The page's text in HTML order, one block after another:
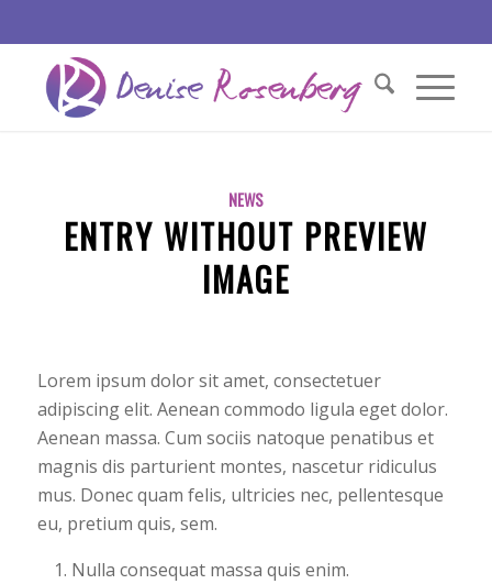
NEWS
ENTRY WITHOUT PREVIEW
IMAGE
Lorem ipsum dolor sit amet, consectetuer
adipiscing elit. Aenean commodo ligula eget dolor.
Aenean massa. Cum sociis natoque penatibus et
magnis dis parturient montes, nascetur ridiculus
mus. Donec quam felis, ultricies nec, pellentesque
eu, pretium quis, sem.
Nulla consequat massa quis enim.